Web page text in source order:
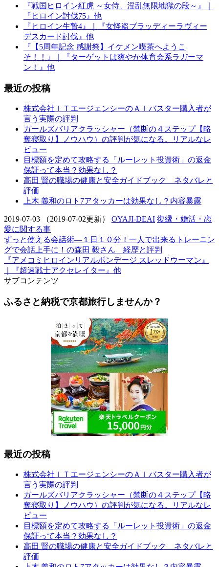
『戦国ヒロイン紅虎 ～女侍、淫乱無限地獄の段～』｜
『ヒロイン討伐75』他
『ヒロイン生贄4』｜『女怪盗ブラッディーラヴィー
デスカード討伐』他
『【5周年記念 感謝祭】イケメン喫茶へようこ
そ！！』｜『ターゲットは爽やか体育会系ラガーマ
ン！』他
最近の投稿
株式会社ＩＴエージェンシーのＡＩバスター購入者が
言う実際の評判
ガールズバリアクラッシャー（禁断の４ステップ【略
奪寝取り】ノウハウ）の評判が気になる。リアルなレ
ビュー
目標額を定めて攻略する「ルーレット投資術」の返金
保証って本当？効果なし？
高田 賢の職場の健康と安全ガイドブック ネタバレと
評価
上木 義和のロト7アタッカーは効果なし？内容暴露
2019-07-03 （2019-07-02更新） OYAJI-DEAI 復縁・婚活・恋
愛に関する事
ずっと使える会話術―１日１０分！一人で出来るトレーニン
グで会話上手に！の森田 毅さん 経歴と評判
『アメコミヒロインリアルボンデージ スレッドウーマン』
｜『超速戦士アクセレイター』他
サブコンテンツ
ふるさと納税で京都旅行しませんか？
最近の投稿
株式会社ＩＴエージェンシーのＡＩバスター購入者が
言う実際の評判
ガールズバリアクラッシャー（禁断の４ステップ【略
奪寝取り】ノウハウ）の評判が気になる。リアルなレ
ビュー
目標額を定めて攻略する「ルーレット投資術」の返金
保証って本当？効果なし？
高田 賢の職場の健康と安全ガイドブック ネタバレと
評価